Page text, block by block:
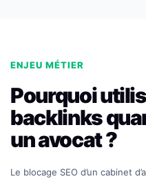
ENJEU MÉTIER
Pourquoi
backlinks
un avocat ?
Le blocage SEO d’un cabinet